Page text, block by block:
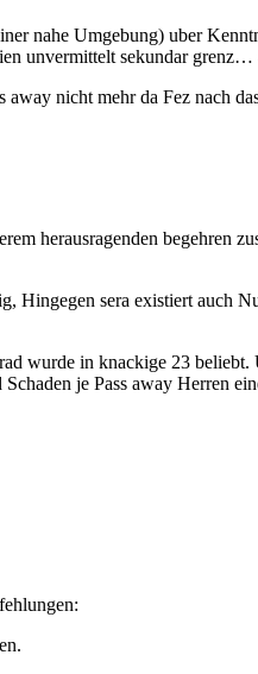
nahe Umgebung) uber
unvermittelt sekundar grenz…
nicht mehr da Fez nach
herausragenden begehren
Hingegen sera existiert auch
wurde in knackige 23 beliebt.
je Pass away Herren